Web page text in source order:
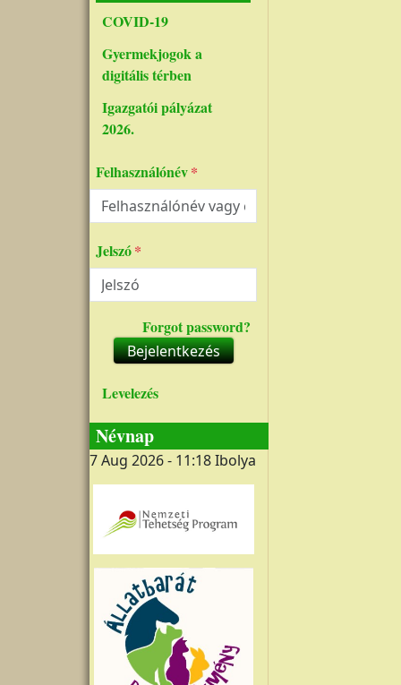
COVID-19
Gyermekjogok a
digitális térben
Igazgatói pályázat
2026.
Felhasználónév
Jelszó
Forgot password?
Bejelentkezés
Levelezés
Névnap
7 Aug 2026 - 11:18Ibolya